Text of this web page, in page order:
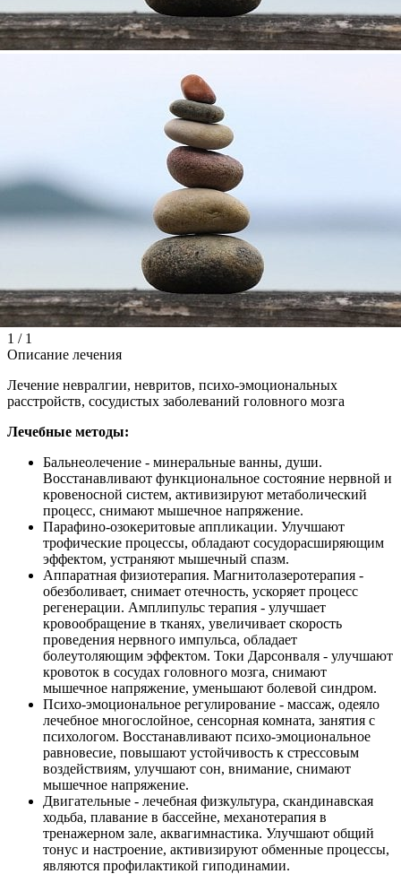
1 / 1
Описание лечения
Лечение невралгии, невритов, психо-эмоциональных
расстройств, сосудистых заболеваний головного мозга
Лечебные методы:
Бальнеолечение - минеральные ванны, души.
Восстанавливают функциональное состояние нервной и
кровеносной систем, активизируют метаболический
процесс, снимают мышечное напряжение.
Парафино-озокеритовые аппликации. Улучшают
трофические процессы, обладают сосудорасширяющим
эффектом, устраняют мышечный спазм.
Аппаратная физиотерапия. Магнитолазеротерапия -
обезболивает, снимает отечность, ускоряет процесс
регенерации. Амплипульс терапия - улучшает
кровообращение в тканях, увеличивает скорость
проведения нервного импульса, обладает
болеутоляющим эффектом. Токи Дарсонваля - улучшают
кровоток в сосудах головного мозга, снимают
мышечное напряжение, уменьшают болевой синдром.
Психо-эмоциональное регулирование - массаж, одеяло
лечебное многослойное, сенсорная комната, занятия с
психологом. Восстанавливают психо-эмоциональное
равновесие, повышают устойчивость к стрессовым
воздействиям, улучшают сон, внимание, снимают
мышечное напряжение.
Двигательные - лечебная физкультура, скандинавская
ходьба, плавание в бассейне, механотерапия в
тренажерном зале, аквагимнастика. Улучшают общий
тонус и настроение, активизируют обменные процессы,
являются профилактикой гиподинамии.